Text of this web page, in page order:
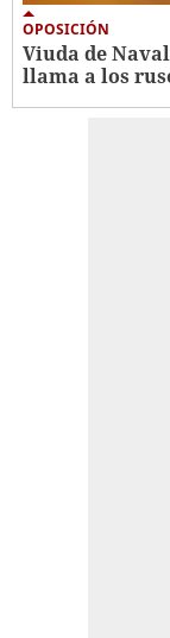
OPOSICIÓN
Viuda de
llama a los